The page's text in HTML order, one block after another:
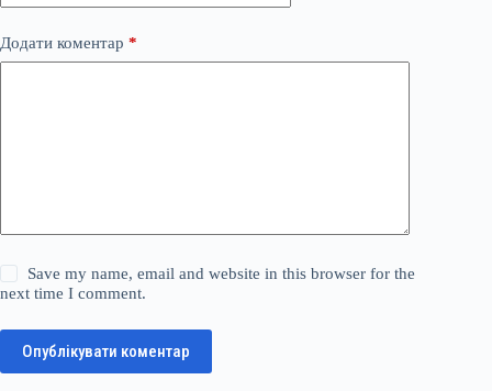
Додати коментар *
Save my name, email and website in this browser for the
next time I comment.
Опублікувати коментар